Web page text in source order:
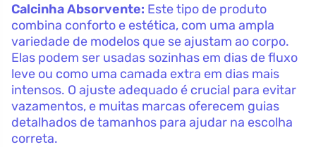
Calcinha Absorvente: Este tipo de produto
combina conforto e estética, com uma ampla
variedade de modelos que se ajustam ao corpo.
Elas podem ser usadas sozinhas em dias de fluxo
leve ou como uma camada extra em dias mais
intensos. O ajuste adequado é crucial para evitar
vazamentos, e muitas marcas oferecem guias
detalhados de tamanhos para ajudar na escolha
correta.